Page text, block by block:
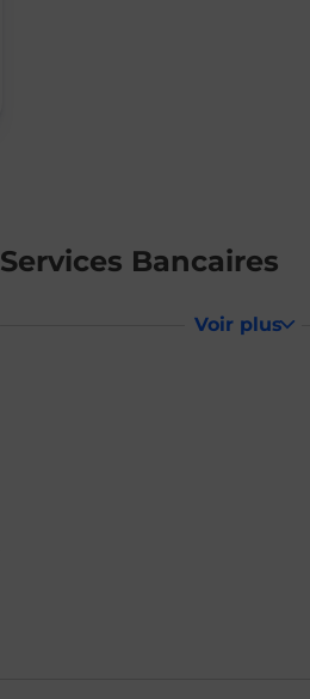
Services Bancaires
Voir plus